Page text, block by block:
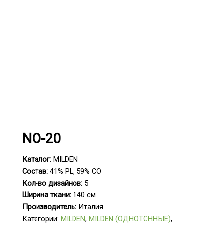
NO-20
Каталог: MILDEN
Состав: 41% PL, 59% CO
Кол-во дизайнов: 5
Ширина ткани: 140 см
Производитель: Италия
Категории: MILDEN, MILDEN (ОДНОТОННЫЕ),